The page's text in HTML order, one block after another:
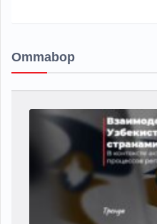
Ommabop